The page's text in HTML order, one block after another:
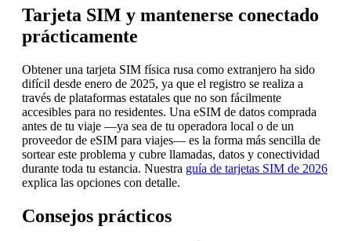
Tarjeta SIM y mantenerse conectado
prácticamente
Obtener una tarjeta SIM física rusa como extranjero ha sido
difícil desde enero de 2025, ya que el registro se realiza a
través de plataformas estatales que no son fácilmente
accesibles para no residentes. Una eSIM de datos comprada
antes de tu viaje —ya sea de tu operadora local o de un
proveedor de eSIM para viajes— es la forma más sencilla de
sortear este problema y cubre llamadas, datos y conectividad
durante toda tu estancia. Nuestra guía de tarjetas SIM de 2026
explica las opciones con detalle.
Consejos prácticos